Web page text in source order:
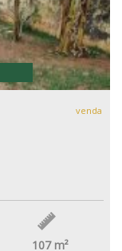
venda
107 m²